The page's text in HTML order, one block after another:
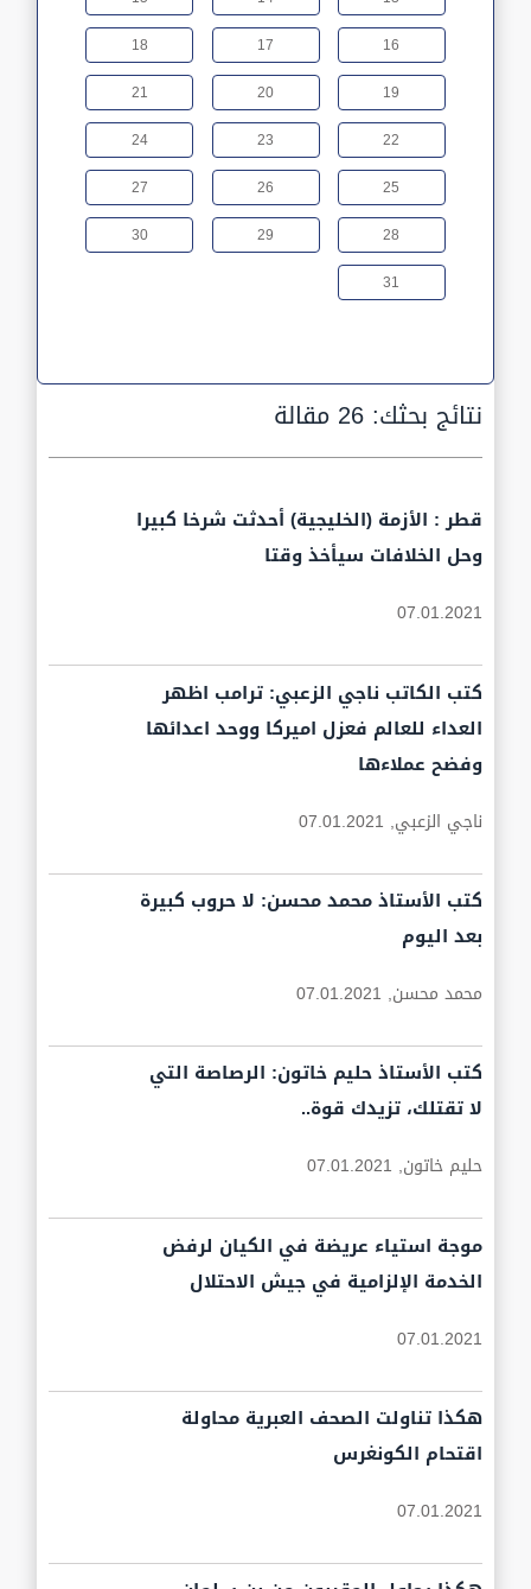
16
17
18
19
20
21
22
23
24
25
26
27
28
29
30
31
نتائج بحثك:26 مقالة
قطر : الأزمة (الخليجية) أحدثت شرخا كبيرا
وحل الخلافات سيأخذ وقتا
07.01.2021
كتب الكاتب ناجي الزعبي: ترامب اظهر
العداء للعالم فعزل اميركا ووحد اعدائها
وفضح عملاءها
ناجي الزعبي, 07.01.2021
كتب الأستاذ محمد محسن: لا حروب كبيرة
بعد اليوم
محمد محسن, 07.01.2021
كتب الأستاذ حليم خاتون: الرصاصة التي
لا تقتلك، تزيدك قوة..
حليم خاتون, 07.01.2021
موجة استياء عريضة في الكيان لرفض
الخدمة الإلزامية في جيش الاحتلال
07.01.2021
هكذا تناولت الصحف العبرية محاولة
اقتحام الكونغرس
07.01.2021